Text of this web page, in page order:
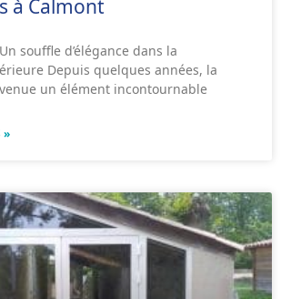
à Calmont
souffle d’élégance dans la
Depuis quelques années, la
un élément incontournable
»